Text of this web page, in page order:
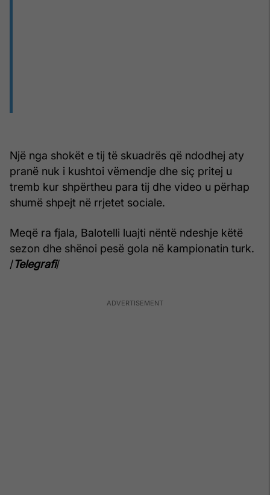
Një nga shokët e tij të skuadrës që ndodhej aty
pranë nuk i kushtoi vëmendje dhe siç pritej u
tremb kur shpërtheu para tij dhe video u përhap
shumë shpejt në rrjetet sociale.
Meqë ra fjala, Balotelli luajti nëntë ndeshje këtë
sezon dhe shënoi pesë gola në kampionatin turk.
/Telegrafi/